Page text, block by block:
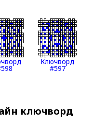
Ключворд
#597
ключворд